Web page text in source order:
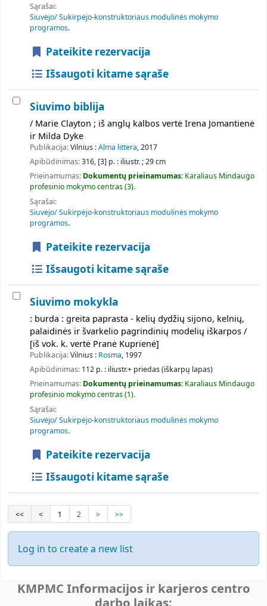
Sąrašai:
Siuvėjo/ Sukirpėjo-konstruktoriaus modulinės mokymo
programos.
Pateikite rezervacija
Išsaugoti kitame sąraše
Siuvimo biblija
/ Marie Clayton ; iš anglų kalbos vertė Irena Jomantienė
ir Milda Dyke
Publikacija:Vilnius :Alma littera, 2017
Apibūdinimas:316, [3] p. : iliustr. ; 29 cm
Prieinamumas: Dokumentų prieinamumas: Karaliaus Mindaugo
profesinio mokymo centras(3).
Sąrašai:
Siuvėjo/ Sukirpėjo-konstruktoriaus modulinės mokymo
programos.
Pateikite rezervacija
Išsaugoti kitame sąraše
Siuvimo mokykla
: burda : greita paprasta - kelių dydžių sijono, kelnių,
palaidinės ir švarkelio pagrindinių modelių iškarpos /
[iš vok. k. vertė Pranė Kuprienė]
Publikacija:Vilnius : Rosma, 1997
Apibūdinimas: 112 p. : iliustr.+ priedas (iškarpų lapas)
Prieinamumas: Dokumentų prieinamumas: Karaliaus Mindaugo
profesinio mokymo centras(1).
Sąrašai:
Siuvėjo/ Sukirpėjo-konstruktoriaus modulinės mokymo
programos.
Pateikite rezervacija
Išsaugoti kitame sąraše
<< < 1 2 > >>
Log in to create a new list
KMPMC Informacijos ir karjeros centro
darbo laikas: